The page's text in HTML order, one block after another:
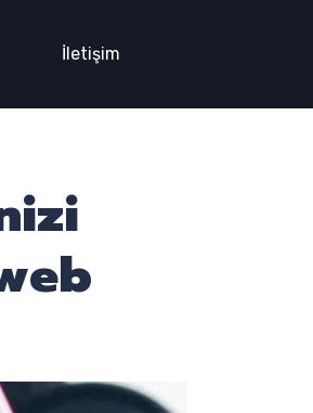
İletişim